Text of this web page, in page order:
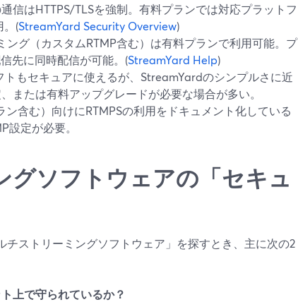
信はHTTPS/TLSを強制。有料プランでは対応プラットフ
。(StreamYard Security Overview)
グ（カスタムRTMP含む）は有料プランで利用可能。プ
先に同時配信が可能。(StreamYard Help)
もセキュアに使えるが、StreamYardのシンプルさに近
または有料アップグレードが必要な場合が多い。
含む）向けにRTMPSの利用をドキュメント化している
設定が必要。
グソフトウェアの「セキュ
チストリーミングソフトウェア」を探すとき、主に次の2
上で守られているか？